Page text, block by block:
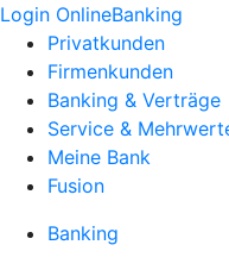
Login OnlineBanking
Privatkunden
Firmenkunden
Banking & Verträge
Service &
Meine Bank
Fusion
Banking